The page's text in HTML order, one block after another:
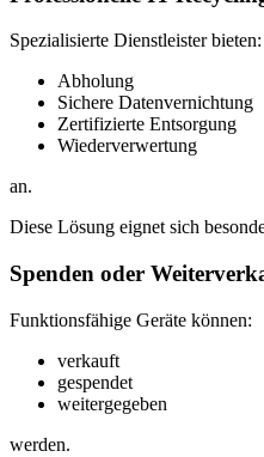
Spezialisierte Dienstleister bieten:
Abholung
Sichere Datenvernichtung
Zertifizierte Entsorgung
Wiederverwertung
an.
Diese Lösung eignet sich
Spenden oder
Funktionsfähige Geräte können:
verkauft
gespendet
weitergegeben
werden.